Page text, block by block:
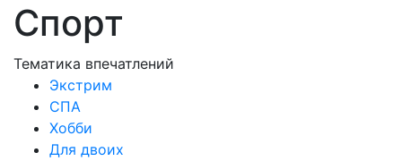
Спорт
Тематика впечатлений
Экстрим
СПА
Хобби
Для двоих